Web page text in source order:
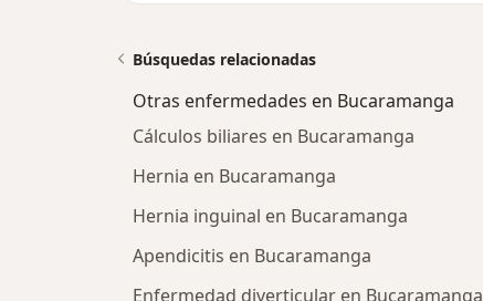
Búsquedas relacionadas
Otras enfermedades en Bucaramanga
Cálculos biliares en Bucaramanga
Hernia en Bucaramanga
Hernia inguinal en Bucaramanga
Apendicitis en Bucaramanga
Enfermedad diverticular en Bucaramanga